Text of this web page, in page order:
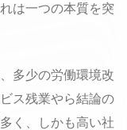
は一つの本質を突
多少の労働環境改
ス残業やら結論の
く、しかも高い社